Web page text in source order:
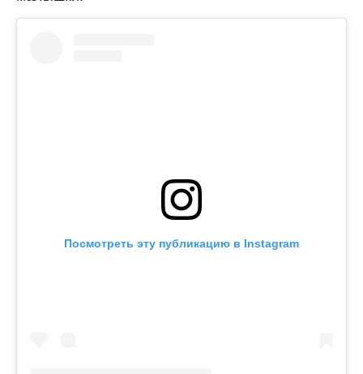
Посмотреть эту публикацию в Instagram